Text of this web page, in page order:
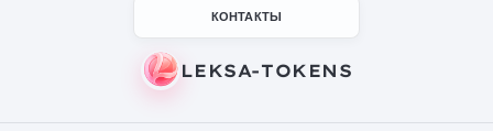
КОНТАКТЫ